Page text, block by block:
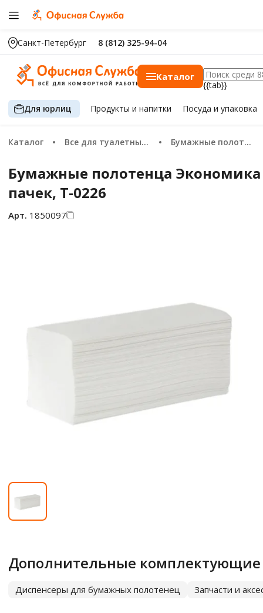
Санкт-Петербург 8 (812) 325-94-04
Каталог
{{tab}}
Для юрлиц Продуктыи напитки Посуда и упаковка
Каталог Все для туалетных комнат Бумажные полотенца
Бумажные полотенца Экономика
пачек, Т-0226
Арт. 1850097
Дополнительные комплектующие
Диспенсеры для бумажных полотенец Запчасти и